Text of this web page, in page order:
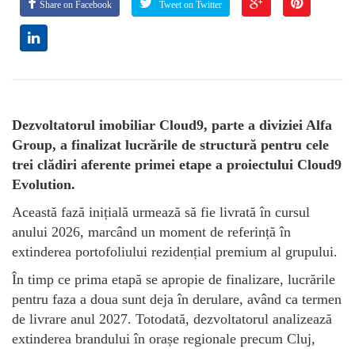
Share on Facebook Tweet on Twitter
Dezvoltatorul imobiliar Cloud9, parte a diviziei Alfa
Group, a finalizat lucrările de structură pentru cele
trei clădiri aferente primei etape a proiectului Cloud9
Evolution.
Această fază inițială urmează să fie livrată în cursul
anului 2026, marcând un moment de referință în
extinderea portofoliului rezidențial premium al grupului.
În timp ce prima etapă se apropie de finalizare, lucrările
pentru faza a doua sunt deja în derulare, având ca termen
de livrare anul 2027. Totodată, dezvoltatorul analizează
extinderea brandului în orașe regionale precum Cluj,